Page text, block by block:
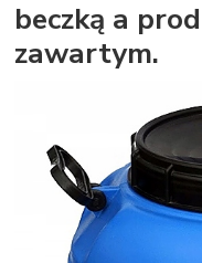
beczką a
zawartym.